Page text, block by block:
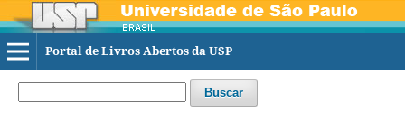
Portal de Livros Abertos da USP
Buscar